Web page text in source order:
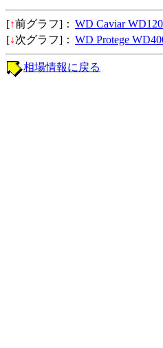
[↑前グラフ]： WD Caviar
[↓次グラフ]： WD Protege
相場情報に戻る